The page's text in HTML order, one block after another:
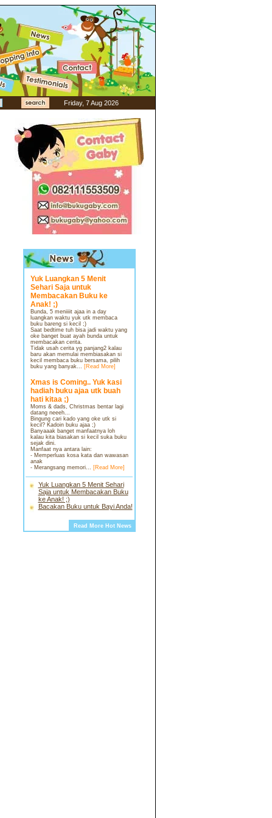
Friday, 7 Aug 2026
Yuk Luangkan 5 Menit
Sehari Saja untuk
Membacakan Buku ke
Anak! ;)
Bunda, 5 meniiiit ajaa in a day
luangkan waktu yuk utk membaca
buku bareng si kecil ;)
Saat bedtime tuh bisa jadi waktu yang
oke banget buat ayah bunda untuk
membacakan cerita.
Tidak usah cerita yg panjang2 kalau
baru akan memulai membiasakan si
kecil membaca buku bersama, pilih
buku yang banyak... [Read More]
Xmas is Coming.. Yuk kasi
hadiah buku ajaa utk buah
hati kitaa ;)
Moms & dads, Christmas bentar lagi
datang neeeh...
Bingung cari kado yang oke utk si
kecil? Kadoin buku ajaa ;)
Banyaaak banget manfaatnya loh
kalau kita biasakan si kecil suka buku
sejak dini.
Manfaat nya antara lain:
- Memperluas kosa kata dan wawasan
anak
- Merangsang memori... [Read More]
Yuk Luangkan 5 Menit Sehari
Saja untuk Membacakan Buku
ke Anak! ;)
Bacakan Buku untuk Bayi Anda!
Read More Hot News